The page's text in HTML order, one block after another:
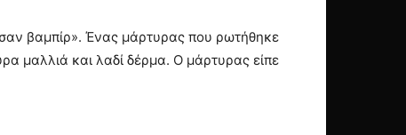
βαμπίρ». Ένας μάρτυρας που ρωτήθηκε
μαλλιά και λαδί δέρμα. Ο μάρτυρας είπε